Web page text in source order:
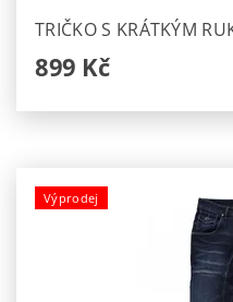
TRIČKO S KRÁTKÝM
899 Kč
Výprodej